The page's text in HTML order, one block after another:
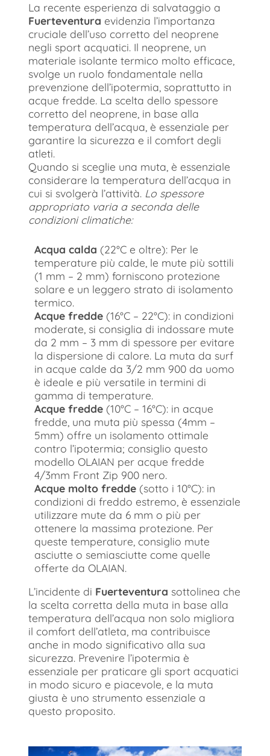
La recente esperienza di salvataggio a
Fuerteventura evidenzia l’importanza
cruciale dell’uso corretto del neoprene
negli sport acquatici. Il neoprene, un
materiale isolante termico molto efficace,
svolge un ruolo fondamentale nella
prevenzione dell’ipotermia, soprattutto in
acque fredde. La scelta dello spessore
corretto del neoprene, in base alla
temperatura dell’acqua, è essenziale per
garantire la sicurezza e il comfort degli
atleti.
Quando si sceglie una muta, è essenziale
considerare la temperatura dell’acqua in
cui si svolgerà l’attività. Lo spessore
appropriato varia a seconda delle
condizioni climatiche:
Acqua calda (22°C e oltre): Per le
temperature più calde, le mute più sottili
(1 mm – 2 mm) forniscono protezione
solare e un leggero strato di isolamento
termico.
Acque fredde (16°C – 22°C): in condizioni
moderate, si consiglia di indossare mute
da 2 mm – 3 mm di spessore per evitare
la dispersione di calore. La muta da surf
in acque calde da 3/2 mm 900 da uomo
è ideale e più versatile in termini di
gamma di temperature.
Acque fredde (10°C – 16°C): in acque
fredde, una muta più spessa (4mm –
5mm) offre un isolamento ottimale
contro l’ipotermia; consiglio questo
modello OLAIAN per acque fredde
4/3mm Front Zip 900 nero.
Acque molto fredde (sotto i 10°C): in
condizioni di freddo estremo, è essenziale
utilizzare mute da 6 mm o più per
ottenere la massima protezione. Per
queste temperature, consiglio mute
asciutte o semiasciutte come quelle
offerte da OLAIAN.
L’incidente di Fuerteventura sottolinea che
la scelta corretta della muta in base alla
temperatura dell’acqua non solo migliora
il comfort dell’atleta, ma contribuisce
anche in modo significativo alla sua
sicurezza. Prevenire l’ipotermia è
essenziale per praticare gli sport acquatici
in modo sicuro e piacevole, e la muta
giusta è uno strumento essenziale a
questo proposito.